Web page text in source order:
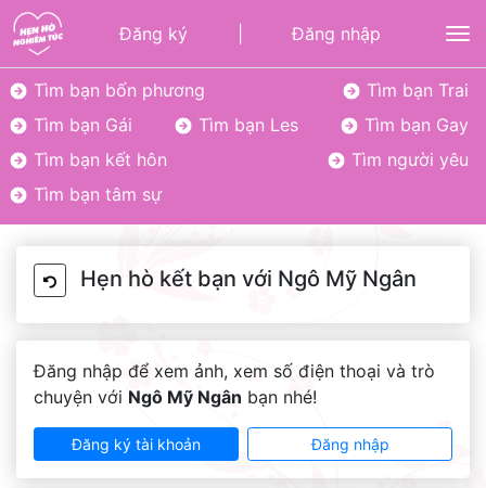
Đăng ký Đăng nhập
Tìm bạn bốn phương
Tìm bạn Trai
Tìm bạn Gái
Tìm bạn Les
Tìm bạn Gay
Tìm bạn kết hôn
Tìm người yêu
Tìm bạn tâm sự
Hẹn hò kết bạn với Ngô Mỹ Ngân
Đăng nhập để xem ảnh, xem số điện thoại và trò
chuyện với Ngô Mỹ Ngân bạn nhé!
Đăng ký tài khoản Đăng nhập